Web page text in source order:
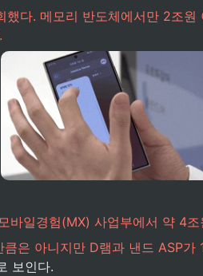
다. 메모리 반도체에서만 2조
바일경험(MX) 사업부에서 약 4
큼은 아니지만 D램과 낸드 ASP
보인다.